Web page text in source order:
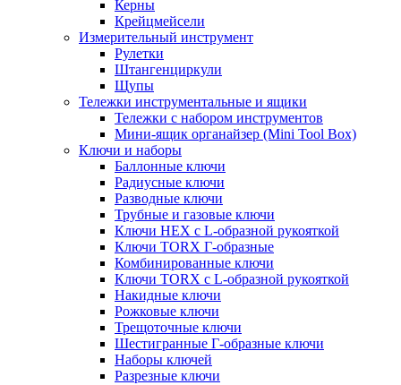
Керны
Крейцмейсели
Измерительный инструмент
Рулетки
Штангенциркули
Щупы
Тележки инструментальные и ящики
Тележки с набором инструментов
Мини-ящик органайзер (Mini Tool Box)
Ключи и наборы
Баллонные ключи
Радиусные ключи
Разводные ключи
Трубные и газовые ключи
Ключи HEX с L-образной рукояткой
Ключи TORX Г-образные
Комбинированные ключи
Ключи TORX с L-образной рукояткой
Накидные ключи
Рожковые ключи
Трещоточные ключи
Шестигранные Г-образные ключи
Наборы ключей
Разрезные ключи